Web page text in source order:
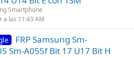
Smartphone
a las 11:43 AM
FRP Samsung Sm-
Sm-A055f Bit 17 U17 Bit H